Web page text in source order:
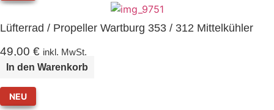
Lüfterrad / Propeller Wartburg 353 / 312 Mittelkühler
49,00 € inkl. MwSt.
In den Warenkorb
NEU